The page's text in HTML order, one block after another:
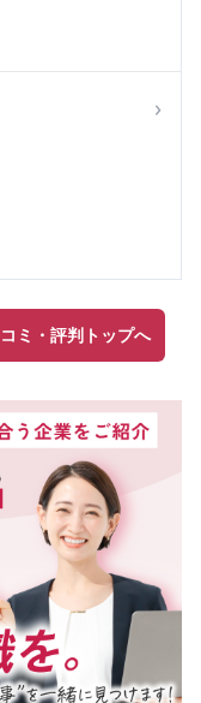
›
ミ・評判トップへ